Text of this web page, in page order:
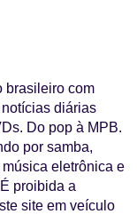
brasileiro com
diárias
Do pop à MPB.
por samba,
eletrônica e
proibida a
site em veículo